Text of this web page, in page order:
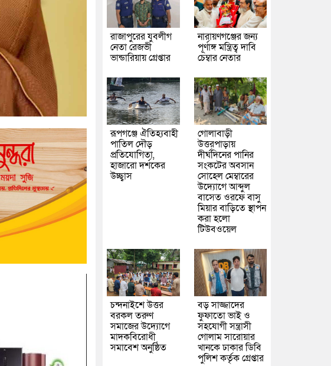
রাজাপুরের যুবলীগ
নেতা রেজভী
ভান্ডারিয়ায় গ্রেপ্তার
নারায়ণগঞ্জের জন্য
পূর্ণাঙ্গ মন্ত্রিত্ব দাবি
চেম্বার নেতার
রূপগঞ্জে ঐতিহ্যবাহী
পাতিল দৌড়
প্রতিযোগিতা,
হাজারো দর্শকের
উচ্ছ্বাস
গোলাবাড়ী
উত্তরপাড়ায়
দীর্ঘদিনের পানির
সংকটের অবসান
সোহেল মেম্বারের
উদ্যোগে আব্দুল
বাসেত ওরফে বাসু
মিয়ার বাড়িতে স্থাপন
করা হলো
টিউবওয়েল
চন্দনাইশে উত্তর
বরকল তরুণ
সমাজের উদ্যোগে
মাদকবিরোধী
সমাবেশ অনুষ্ঠিত
বড় সাজ্জাদের
ফুফাতো ভাই ও
সহযোগী সন্ত্রাসী
গোলাম সারোয়ার
খানকে ঢাকার ডিবি
পুলিশ কর্তৃক গ্রেপ্তার